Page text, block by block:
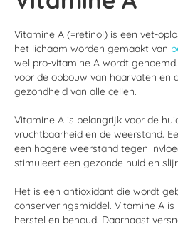
Vitamine A (=retinol) is een vet-
het lichaam worden gemaakt van
wel pro-vitamine A wordt
voor de opbouw van haarvaten en
gezondheid van alle cellen.
Vitamine A is belangrijk voor de
vruchtbaarheid en de weerstand.
een hogere weerstand tegen
stimuleert een gezonde huid en
Het is een antioxidant die wordt
conserveringsmiddel. Vitamine A
herstel en behoud. Daarnaast